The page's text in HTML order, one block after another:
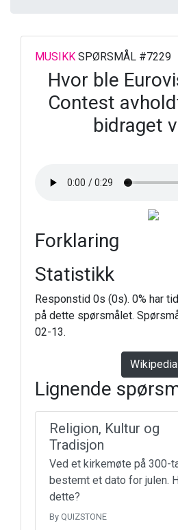
MUSIKK SPØRSMÅL #7229
Hvor ble
Contest
bidraget
Forklaring
Statistikk
Responstid 0s (0s). 0% har
på dette spørsmålet.
02-13.
Wikipedia
Lignende
Religion, Kultur og
Tradisjon
Ved et kirkemøte på 300-
bestemt et dato for julen.
dette?
By QUIZSTONE